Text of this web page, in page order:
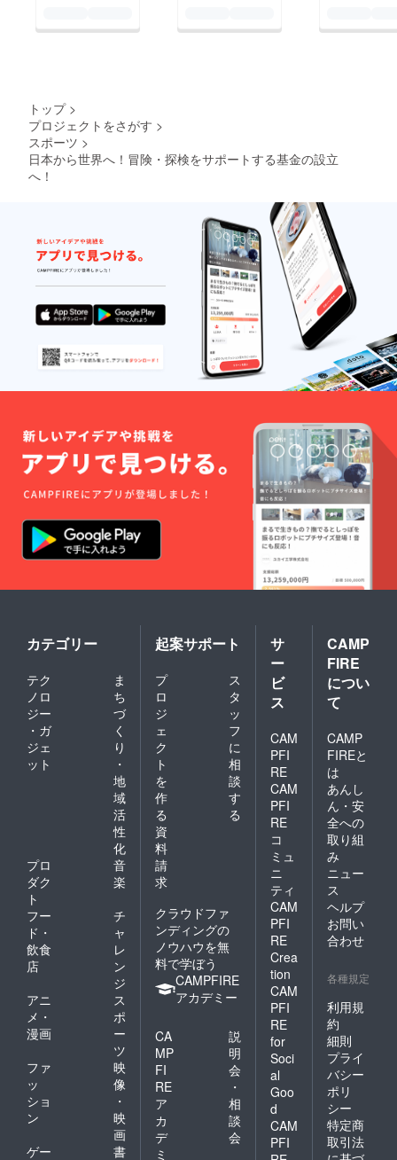
トップ >
プロジェクトをさがす >
スポーツ >
日本から世界へ！冒険・探検をサポートする基金の設立
へ！
カテゴリー
テク
ノロ
ジー
・ガ
ジェ
ット
ま
ち
づ
く
り
・
地
域
活
性
化
プロ
ダク
ト
音
楽
フー
ド・
飲食
店
チ
ャ
レ
ン
ジ
アニ
メ・
漫画
ス
ポ
ー
ツ
ファ
ッ
ショ
ン
映
像
・
映
画
ゲー
書
起案サポート
プ
ロ
ジ
ェ
ク
ト
を
作
る
ス
タ
ッ
フ
に
相
談
す
る
資
料
請
求
クラウドファ
ンディングの
ノウハウを無
料で学ぼう
CAMPFIRE
アカデミー
CA
MP
FI
RE
ア
カ
デ
ミ
説
明
会
・
相
談
会
サ
ー
ビ
ス
CAM
PFI
RE
CAM
PFI
RE
コ
ミュ
ニ
ティ
CAM
PFI
RE
Crea
tion
CAM
PFI
RE
for
Soci
al
Goo
d
CAM
PFI
CAMP
FIRE
につい
て
CAMP
FIREと
は
あんし
ん・安
全への
取り組
み
ニュー
ス
ヘルプ
お問い
合わせ
各種規定
利用規
約
細則
プライ
バシー
ポリ
シー
特定商
取引法